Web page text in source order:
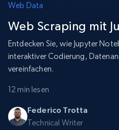
Web Data
Web Scraping mit
Entdecken Sie, wie Jupyter
interaktiver Codierung,
vereinfachen.
12 min lesen
Federico Trotta
Technical Writer